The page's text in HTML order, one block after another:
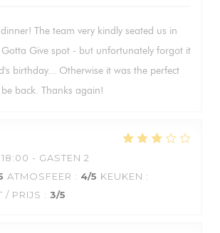
The team very kindly seated us in
Gotta Give spot - but unfortunately forgot it
birthday... Otherwise it was the perfect
back. Thanks again!
- GASTEN 2
ATMOSFEER : 4/5 KEUKEN :
/ PRIJS : 3/5